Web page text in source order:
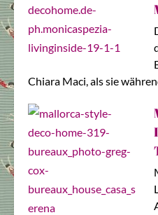
Chiara Maci, als sie